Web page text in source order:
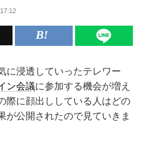
に浸透していったテレワー
ン会議に参加する機会が増え
際に顔出ししている人はどの
が公開されたので見ていきま